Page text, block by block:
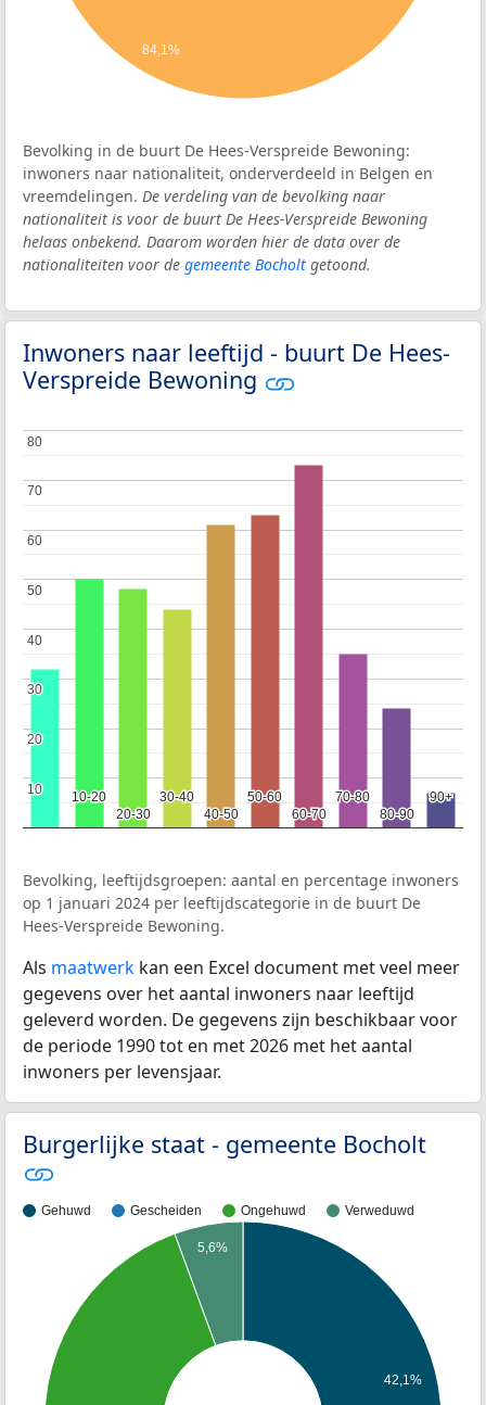
84,1%
Bevolking in de buurt De Hees-Verspreide Bewoning:
inwoners naar nationaliteit, onderverdeeld in Belgen en
vreemdelingen. De verdeling van de bevolking naar
nationaliteit is voor de buurt De Hees-Verspreide Bewoning
helaas onbekend. Daarom worden hier de data over de
nationaliteiten voor de gemeente Bocholt getoond.
Inwoners naar leeftijd - buurt De Hees-
Verspreide Bewoning
10-20
10-20
20-30
20-30
30-40
30-40
40-50
40-50
50-60
50-60
60-70
60-70
70-80
70-80
80-90
80-90
90+
90+
10
10
20
20
30
30
40
40
50
50
60
60
70
70
80
80
Bevolking, leeftijdsgroepen: aantal en percentage inwoners
op 1 januari 2024 per leeftijdscategorie in de buurt De
Hees-Verspreide Bewoning.
Als maatwerk kan een Excel document met veel meer
gegevens over het aantal inwoners naar leeftijd
geleverd worden. De gegevens zijn beschikbaar voor
de periode 1990 tot en met 2026 met het aantal
inwoners per levensjaar.
Burgerlijke staat - gemeente Bocholt
Gehuwd Gescheiden Ongehuwd Verweduwd
42,1%
5,6%